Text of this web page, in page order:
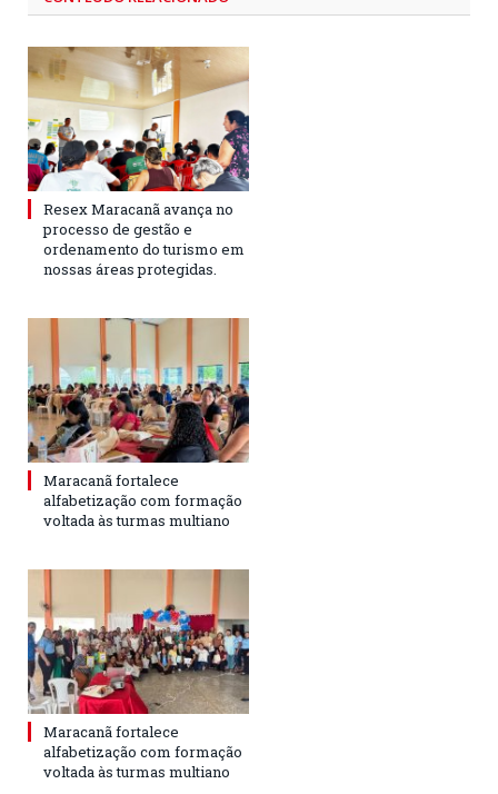
Resex Maracanã avança no
processo de gestão e
ordenamento do turismo em
nossas áreas protegidas.
Maracanã fortalece
alfabetização com formação
voltada às turmas multiano
Maracanã fortalece
alfabetização com formação
voltada às turmas multiano